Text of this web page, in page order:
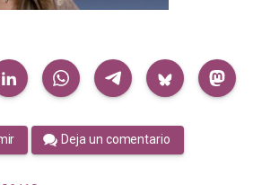
Deja un comentario